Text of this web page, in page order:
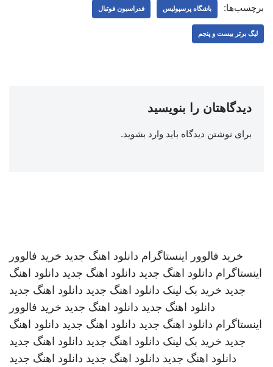
برچسب‌ها: باشگاه پرسپولیس فدراسیون فوتبال
لیگ برتر بیست و پنجم
دیدگاهتان را بنویسید
برای نوشتن دیدگاه باید وارد بشوید.
خرید فالوور اینستاگرام دانلود اهنگ جدید خرید فالوور
اینستاگرام دانلود اهنگ جدید دانلود اهنگ جدید دانلود اهنگ
جدید خرید بک لینک دانلود اهنگ جدید دانلود اهنگ جدید
دانلود اهنگ جدید دانلود اهنگ جدید خرید فالوور
اینستاگرام دانلود اهنگ جدید دانلود اهنگ جدید دانلود اهنگ
جدید خرید بک لینک دانلود اهنگ جدید دانلود اهنگ جدید
دانلود اهنگ جدید دانلود اهنگ جدید دانلود اهنگ جدید